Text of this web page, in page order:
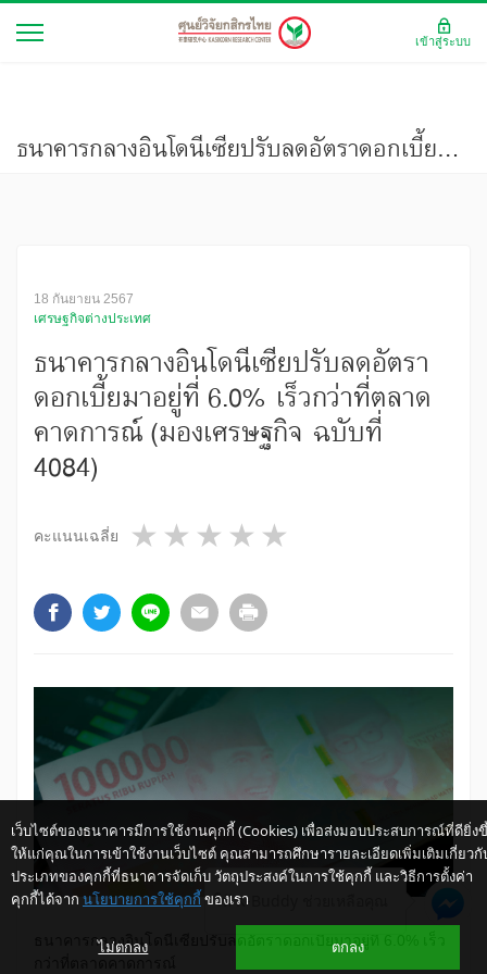
ธนาคารกลางอินโดนีเซียปรับลดอัตราดอกเบี้ยมาอยู่ที่ 6.0% เร็วกว่าที่ตลาดคาดการณ์ (มองเศรษฐกิจ ฉบับที่ 4084)
18 กันยายน 2567
เศรษฐกิจต่างประเทศ
ธนาคารกลางอินโดนีเซียปรับลดอัตรา
ดอกเบี้ยมาอยู่ที่ 6.0% เร็วกว่าที่ตลาด
คาดการณ์ (มองเศรษฐกิจ ฉบับที่
4084)
คะแนนเฉลี่ย 4 stars
3 stars
2 stars
1 star
ธนาคารกลางอินโดนีเซียปรับลดอัตราดอกเบี้ยมาอยู่ที่ 6.0% เร็ว
เว็บไซต์ของธนาคารมีการใช้งานคุกกี้ (Cookies) เพื่อส่งมอบประสบการณ์ที่ดียิ่ง
ให้แก่คุณในการเข้าใช้งานเว็บไซต์ คุณสามารถศึกษารายละเอียดเพิ่มเติมเกี่ยวกั
ประเภทของคุกกี้ที่ธนาคารจัดเก็บ วัตถุประสงค์ในการใช้คุกกี้ และวิธีการตั้งค่า
คุกกี้ได้จาก นโยบายการใช้คุกกี้ ของเรา
ไม่ตกลง ตกลง
เข้าสู่ระบบ
ให้ K-Buddy ช่วยเหลือคุณ